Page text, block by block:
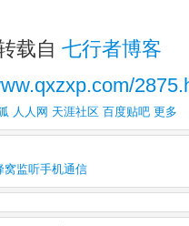
载自 七行者博客
人人网 天涯社区 百度贴吧 更多
窝监听手机通信